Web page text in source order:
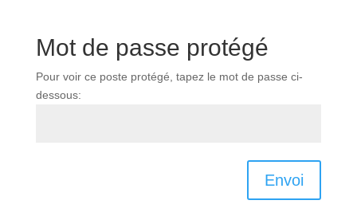
Mot de passe protégé
Pour voir ce poste protégé, tapez le mot de passe ci-
dessous:
Envoi